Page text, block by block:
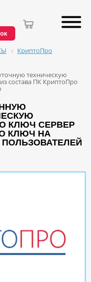
КриптоПро
техническую
состава ПК КриптоПро
КЛЮЧ СЕРВЕР
КЛЮЧ НА
ПОЛЬЗОВАТЕЛЕЙ